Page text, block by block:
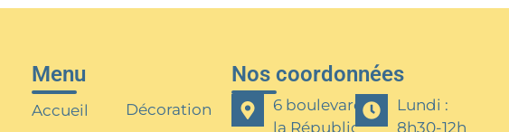
Menu
Accueil Décoration
Nos coordonnées
6 boulevard de
la République,
Lundi :
8h30-12h